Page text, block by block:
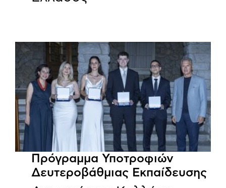
Πρόγραμμα Υποτροφιών
Δευτεροβάθμιας Εκπαίδευσης